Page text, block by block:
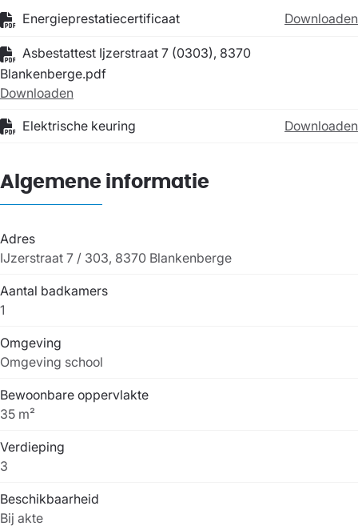
Energieprestatiecertificaat Downloaden
Asbestattest Ijzerstraat 7 (0303), 8370
Blankenberge.pdf
Downloaden
Elektrische keuring Downloaden
Algemene informatie
Adres
IJzerstraat 7 / 303, 8370 Blankenberge
Aantal badkamers
1
Omgeving
Omgeving school
Bewoonbare oppervlakte
35 m²
Verdieping
3
Beschikbaarheid
Bij akte